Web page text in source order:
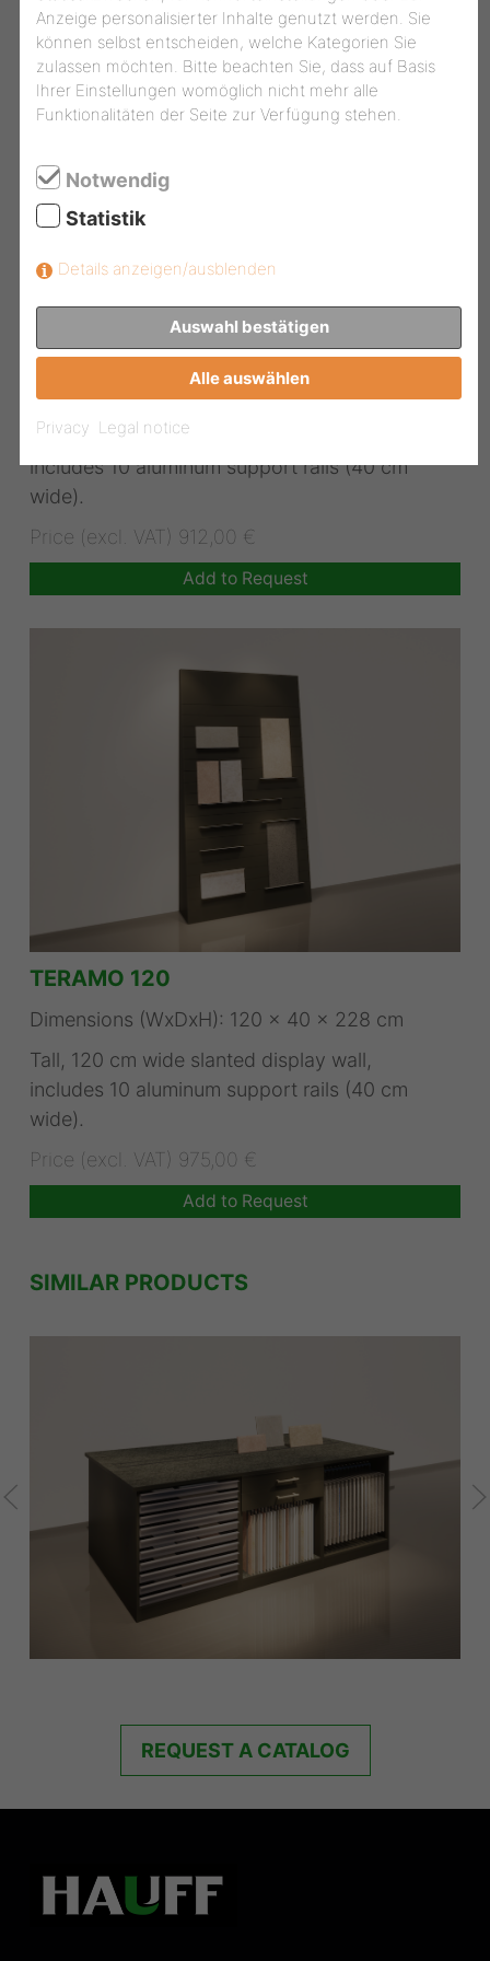
TERAMO 100
Dimensions (WxDxH): 100 x 40 x 228 cm
Tall, 100 cm wide slanted display wall,
includes 10 aluminum support rails (40 cm
wide).
Price (excl. VAT) 912,00 €
Add to Request
TERAMO 120
Dimensions (WxDxH): 120 x 40 x 228 cm
Tall, 120 cm wide slanted display wall,
includes 10 aluminum support rails (40 cm
wide).
Price (excl. VAT) 975,00 €
Add to Request
SIMILAR PRODUCTS
REQUEST A CATALOG
Anzeige personalisierter Inhalte genutzt werden. Sie
können selbst entscheiden, welche Kategorien Sie
zulassen möchten. Bitte beachten Sie, dass auf Basis
Ihrer Einstellungen womöglich nicht mehr alle
Funktionalitäten der Seite zur Verfügung stehen.
Notwendig
Statistik
Details anzeigen/ausblenden
Auswahl bestätigen
Alle auswählen
Privacy Legal notice